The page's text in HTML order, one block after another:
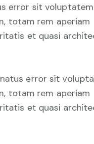
error sit voluptatem
totam rem aperiam
et quasi
error sit
totam rem aperiam
et quasi